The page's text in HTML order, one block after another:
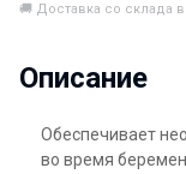
🚚 Доставка со склада
Описание
Обеспечивает
во время